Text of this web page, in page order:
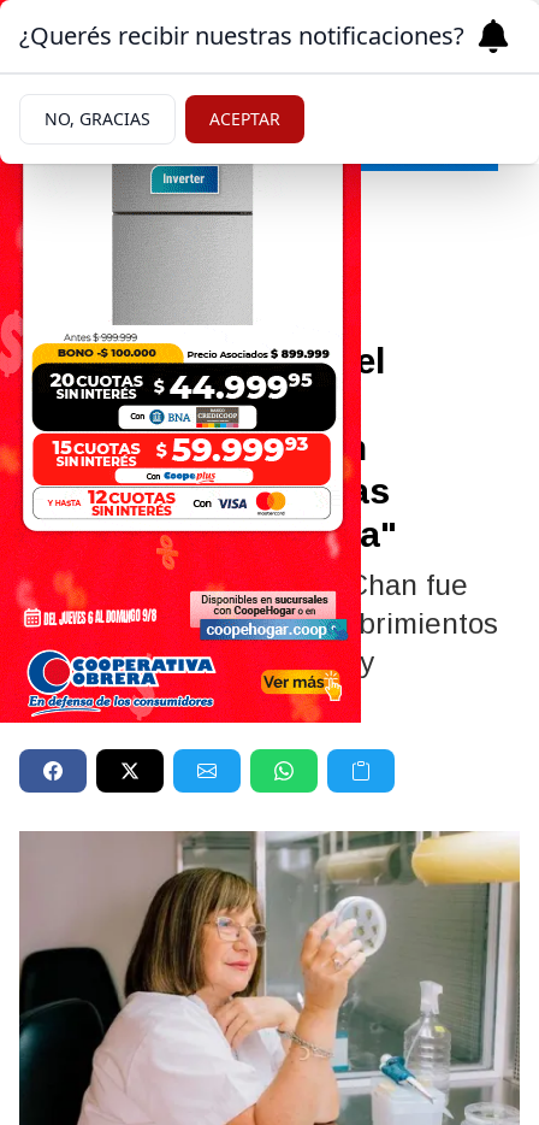
20/05/2026
Orgullo: científica del
CONICET gana un
importante galardón
internacional "Por las
Mujeres de la Ciencia"
La investigadora Raquel Chan fue
distinguida por sus descubrimientos
en biotecnología agrícola y
resistencia a la sequía.
¿Querés recibir nuestras notificaciones?
NO, GRACIAS ACEPTAR